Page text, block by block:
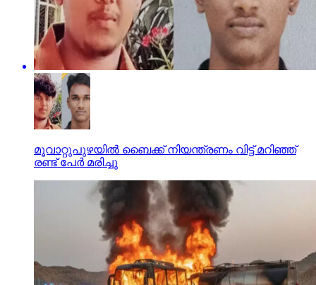
മൂവാറ്റുപുഴയില്‍ ബൈക്ക് നിയന്ത്രണം വിട്ട് മറിഞ്ഞ്
രണ്ട് പേര്‍ മരിച്ചു